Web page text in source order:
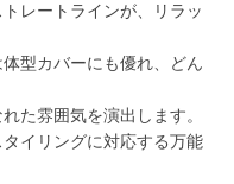
レートラインが、リラッ
型カバーにも優れ、どん
た雰囲気を演出します。
イリングに対応する万能